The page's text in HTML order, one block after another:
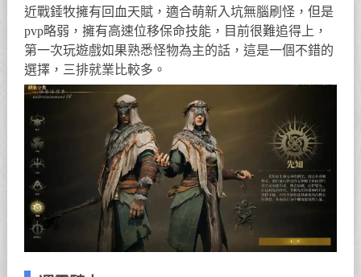
近戰錘牧擁有回血天賦，適合萌新入坑無腦刷怪，但是
pvp略弱，擁有高速位移保命技能，目前很難追得上，
第一次玩遊戲如果熟悉怪物為主的話，這是一個不錯的
選擇，三排就業比較多。